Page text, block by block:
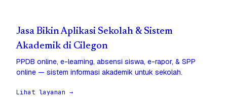
Jasa Bikin Aplikasi Sekolah & Sistem
Akademik di Cilegon
PPDB online, e-learning, absensi siswa, e-rapor, & SPP
online — sistem informasi akademik untuk sekolah.
Lihat layanan →